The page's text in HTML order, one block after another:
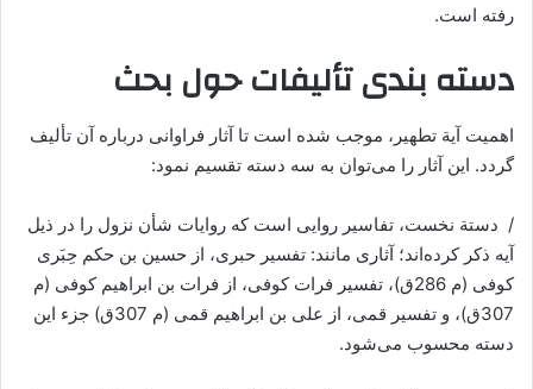
رفته است.
دسته بندی تألیفات حول بحث
اهمیت آیة تطهیر، موجب شده است تا آثار فراوانی درباره آن تألیف
گردد. این آثار را می‌توان به سه دسته تقسیم نمود:
/ دستة نخست، تفاسیر روایی است که روایات شأن نزول را در ذیل
آیه ذکر کرده‌اند؛ آثاری مانند: تفسیر حبری، از حسین بن حکم حِبَری
کوفی (م 286ق)، تفسیر فرات کوفی، از فرات بن ابراهیم کوفی (م
307ق)، و تفسیر قمی، از علی بن ابراهیم قمی (م 307ق) جزء این
دسته محسوب می‌شود.